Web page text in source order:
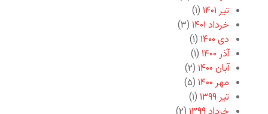
تیر ۱۴۰۱
(۱)
خرداد ۱۴۰۱
(۳)
دی ۱۴۰۰
(۱)
آذر ۱۴۰۰
(۱)
آبان ۱۴۰۰
(۲)
مهر ۱۴۰۰
(۵)
تیر ۱۳۹۹
(۱)